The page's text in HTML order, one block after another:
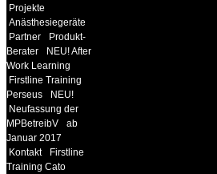
Projekte
Anästhesiegeräte
Partner
Produkt-
Berater
NEU! After
Work Learning
Firstline Training
Perseus
NEU!
Neufassung der
MPBetreibV
ab
Januar 2017
Kontakt
Firstline
Training Cato